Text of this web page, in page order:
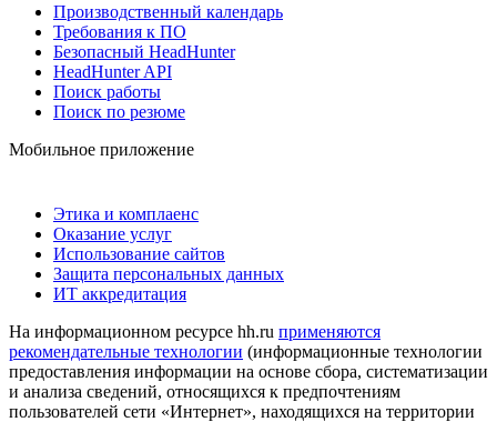
Производственный календарь
Требования к ПО
Безопасный HeadHunter
HeadHunter API
Поиск работы
Поиск по резюме
Мобильное приложение
Этика и комплаенс
Оказание услуг
Использование сайтов
Защита персональных данных
ИТ аккредитация
На информационном ресурсе hh.ru применяются
рекомендательные технологии (информационные технологии
предоставления информации на основе сбора, систематизации
и анализа сведений, относящихся к предпочтениям
пользователей сети «Интернет», находящихся на территории